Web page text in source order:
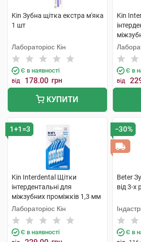
Kin Зубна щітка екстра м'яка
1 шт
Лабораторіос Кін
Є в наявності
від 178.00 грн
КУПИТИ
Kin
6 шт
Є в
від
1+1=3
Kin Interdental Щітки
інтердентальні для
міжзубних проміжків 1,3 мм
6 шт
Лабораторіос Кін
Є в наявності
−30%
Beter
від 3-х
Є в